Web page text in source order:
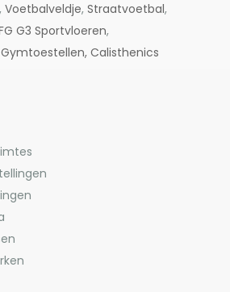
, Voetbalveldje, Straatvoetbal,
G3 Sportvloeren,
Gymtoestellen, Calisthenics